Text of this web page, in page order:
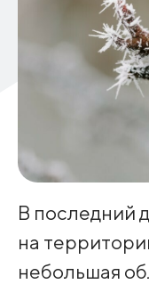
В последний
на
небольшая